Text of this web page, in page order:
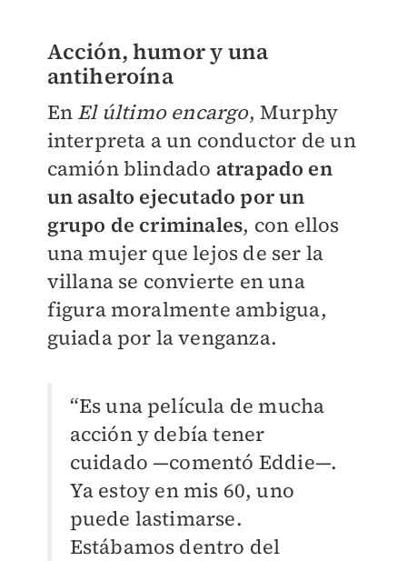
Acción, humor y una
antiheroína
En El último encargo, Murphy
interpreta a un conductor de un
camión blindado atrapado en
un asalto ejecutado por un
grupo de criminales, con ellos
una mujer que lejos de ser la
villana se convierte en una
figura moralmente ambigua,
guiada por la venganza.
“Es una película de mucha
acción y debía tener
cuidado —comentó Eddie—.
Ya estoy en mis 60, uno
puede lastimarse.
Estábamos dentro del